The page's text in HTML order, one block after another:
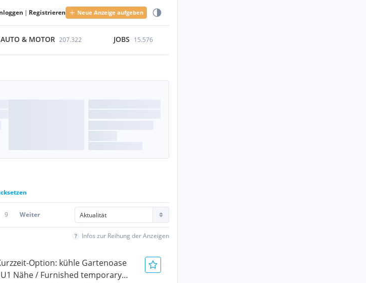
| Registrieren Neue Anzeige aufgeben
AUTO & MOTOR 207.322 JOBS 15.576
9 Weiter
Infos zur Reihung der Anzeigen
Option: kühle Gartenoase
Nähe / Furnished temporary